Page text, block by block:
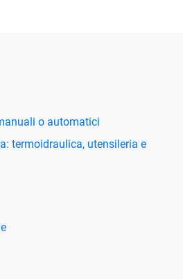
o automatici
termoidraulica, utensileria e